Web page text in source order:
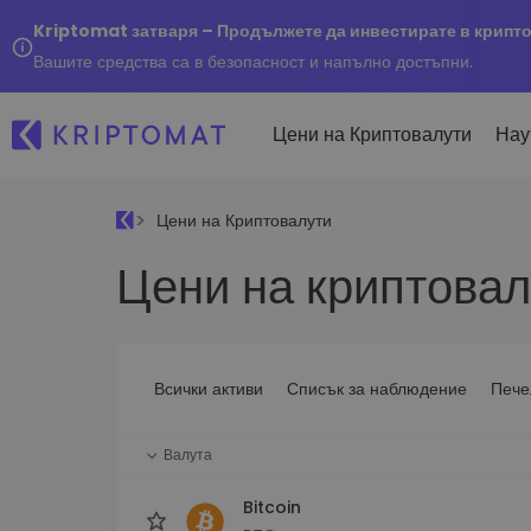
Kriptomat затваря – Продължете да инвестирате в
Вашите средства са в безопасност и напълно достъпни.
Цени на Криптовалути
Всички цени
Над 300+ криптовалути
инвестиране
Купуване и
криптовалута
Над 1 000 опции за
Цени на Криптовалути
Цени на
Всички активи Списък за наблюдение
Валута
Bitcoin